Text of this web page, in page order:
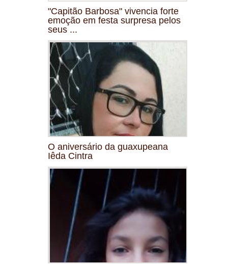
"Capitão Barbosa" vivencia forte
emoção em festa surpresa pelos
seus ...
O aniversário da guaxupeana
Iêda Cintra